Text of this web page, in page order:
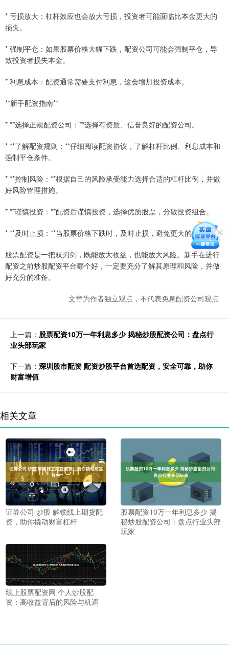
* 亏损放大：杠杆效应也会放大亏损，投资者可能面临比本金更大的
损失。
* 强制平仓：如果股票价格大幅下跌，配资公司可能会强制平仓，导
致投资者损失本金。
* 利息成本：配资通常需要支付利息，这会增加投资成本。
**新手配资指南**
* **选择正规配资公司：**选择有资质、信誉良好的配资公司。
* **了解配资规则：**仔细阅读配资协议，了解杠杆比例、利息成本和
强制平仓条件。
* **控制风险：**根据自己的风险承受能力选择合适的杠杆比例，并做
好风险管理措施。
* **谨慎投资：**配资后谨慎投资，选择优质股票，分散投资组合。
* **及时止损：**当股票价格下跌时，及时止损，避免更大的损失。
股票配资是一把双刃剑，既能放大收益，也能放大风险。新手在进行
配资之前炒股配资平台哪个好，一定要充分了解其原理和风险，并做
好充分的准备。
文章为作者独立观点，不代表免息配资公司观点
上一篇： 股票配资10万一年利息多少 揭秘炒股配资公司：盘点行
业头部玩家
下一篇： 深圳股市配资 配资炒股平台首选配资，安全可靠，助你
财富增值
相关文章
证券公司 炒股 解锁线上期货配
资，助你撬动财富杠杆
股票配资10万一年利息多少 揭
秘炒股配资公司：盘点行业头部
玩家
线上股票配资网 个人炒股配
资：高收益背后的风险与机遇